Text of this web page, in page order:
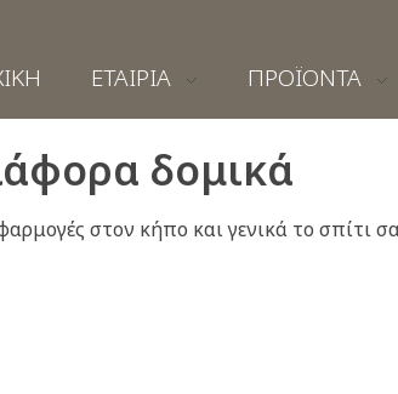
ΕΤΑΙΡΙΑ ΠΡΟΪΟΝΤΑ
δομικά
στον κήπο και γενικά το σπίτι